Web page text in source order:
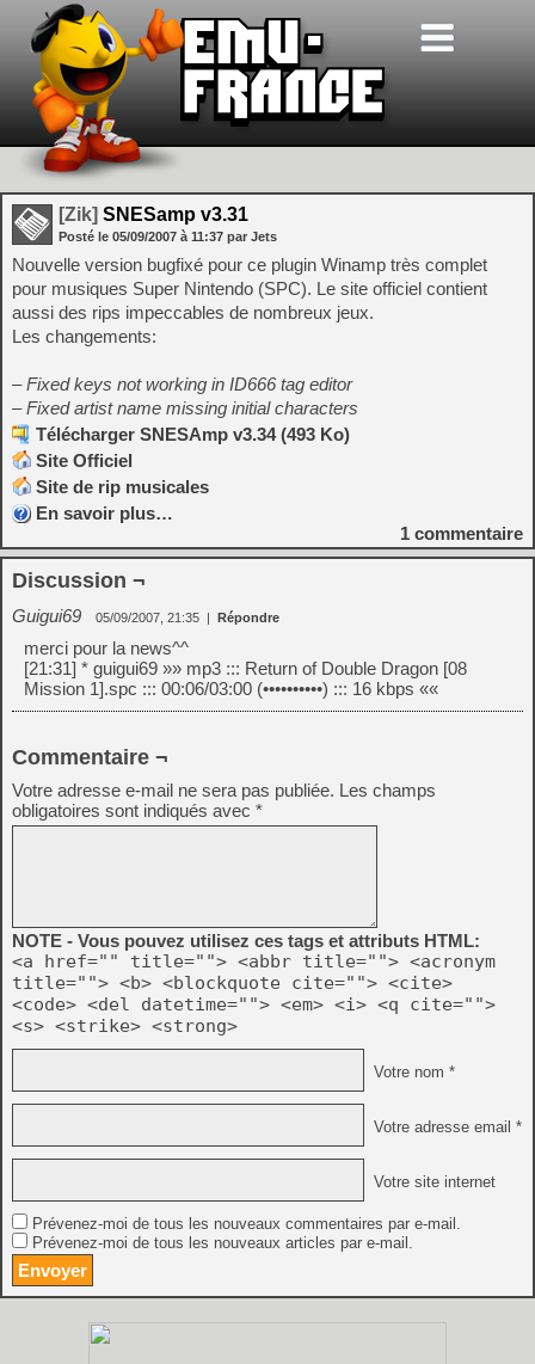
[Zik] SNESamp v3.31
Posté le 05/09/2007 à 11:37 par Jets
Nouvelle version bugfixé pour ce plugin Winamp très complet
pour musiques Super Nintendo (SPC). Le site officiel contient
aussi des rips impeccables de nombreux jeux.
Les changements:
– Fixed keys not working in ID666 tag editor
– Fixed artist name missing initial characters
Télécharger SNESAmp v3.34 (493 Ko)
Site Officiel
Site de rip musicales
En savoir plus…
1 commentaire
Discussion ¬
Guigui69 05/09/2007, 21:35 | Répondre
merci pour la news^^
[21:31] * guigui69 »» mp3 ::: Return of Double Dragon [08
Mission 1].spc ::: 00:06/03:00 (••••••••••) ::: 16 kbps ««
Commentaire ¬
Votre adresse e-mail ne sera pas publiée. Les champs
obligatoires sont indiqués avec *
NOTE - Vous pouvez utilisez ces tags et attributs HTML:
<a href="" title=""> <abbr title=""> <acronym
title=""> <b> <blockquote cite=""> <cite>
<code> <del datetime=""> <em> <i> <q cite="">
<s> <strike> <strong>
Votre nom *
Votre adresse email *
Votre site internet
Prévenez-moi de tous les nouveaux commentaires par e-mail.
Prévenez-moi de tous les nouveaux articles par e-mail.